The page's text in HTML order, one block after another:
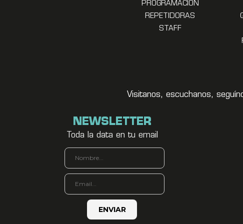
PROGRAMACION
REPETIDORAS
STAFF
Visitanos, escuchanos,
NEWSLETTER
Toda la data en tu email